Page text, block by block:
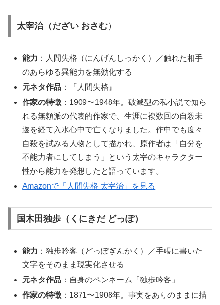
太宰治（だざい おさむ）
能力 ：人間失格（にんげんしっかく）／触れた相手
のあらゆる異能力を無効化する
元ネタ作品 ：『人間失格』
作家の特徴 ：1909〜1948年。破滅型の私小説で知ら
れる無頼派の代表的作家で、生涯に複数回の自殺未
遂を経て入水心中で亡くなりました。作中でも度々
自殺を試みる人物として描かれ、原作者は「自分を
不能力者にしてしまう」という太宰のキャラクター
性から能力を発想したと語っています。
Amazonで「人間失格 太宰治」を見る
国木田独歩（くにきだ どっぽ）
能力 ：独歩吟客（どっぽぎんかく）／手帳に書いた
文字をそのまま現実化させる
元ネタ作品 ：自身のペンネーム「独歩吟客」
作家の特徴 ：1871〜1908年。事実をありのままに描